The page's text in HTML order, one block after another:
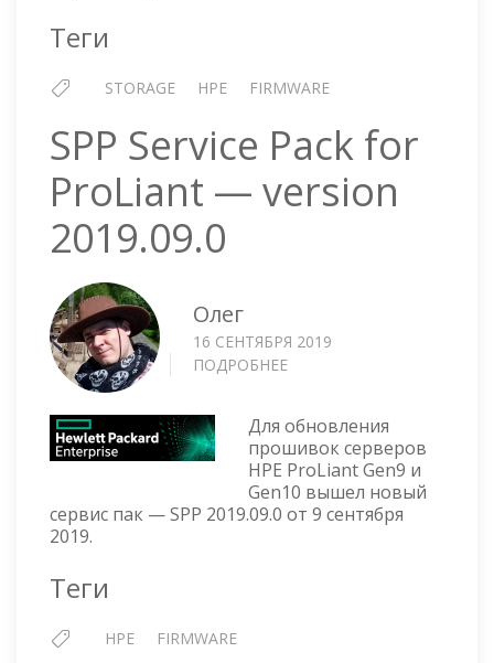
Теги
STORAGE HPE FIRMWARE
SPP Service Pack for
ProLiant — version
2019.09.0
Олег
16 СЕНТЯБРЯ 2019
ПОДРОБНЕЕ
PACK
FOR
PROLIANT
—
VERSION
Для обновления
прошивок серверов
HPE ProLiant Gen9 и
Gen10 вышел новый
сервис пак — SPP 2019.09.0 от 9 сентября
2019.
Теги
HPE FIRMWARE